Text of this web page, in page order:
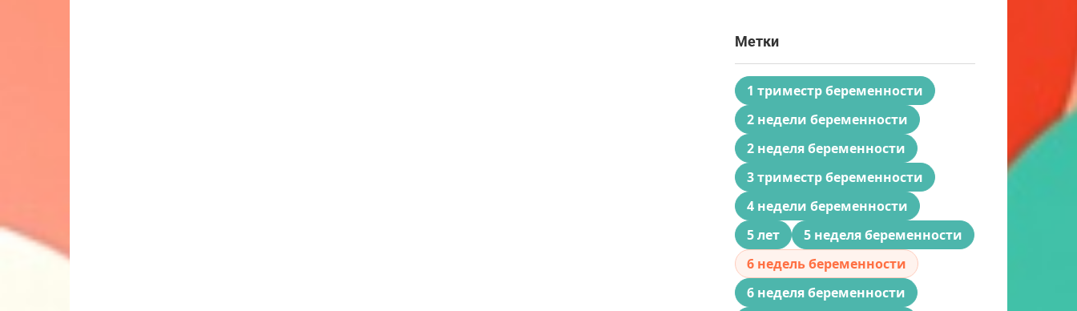
Метки
1 триместр беременности
2 недели беременности
2 неделя беременности
3 триместр беременности
4 недели беременности
5 лет
5 неделя беременности
6 недель беременности
6 неделя беременности